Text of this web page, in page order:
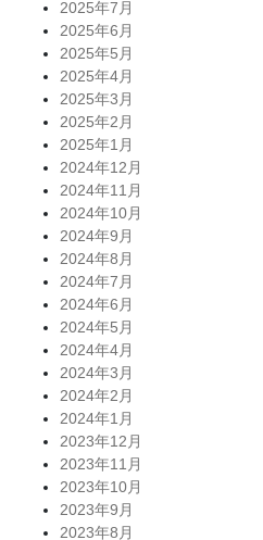
2025年7月
2025年6月
2025年5月
2025年4月
2025年3月
2025年2月
2025年1月
2024年12月
2024年11月
2024年10月
2024年9月
2024年8月
2024年7月
2024年6月
2024年5月
2024年4月
2024年3月
2024年2月
2024年1月
2023年12月
2023年11月
2023年10月
2023年9月
2023年8月